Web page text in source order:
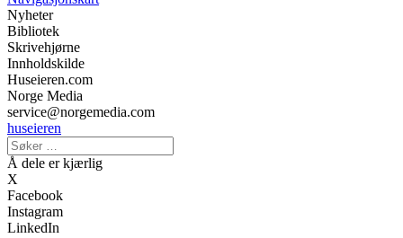
Nyheter
Bibliotek
Skrivehjørne
Innholdskilde
Huseieren.com
Norge Media
service@norgemedia.com
huseieren
Å dele er kjærlig
X
Facebook
Instagram
LinkedIn